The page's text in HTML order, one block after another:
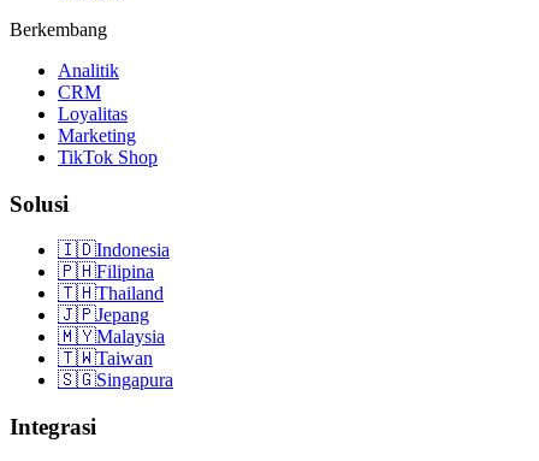
Berkembang
Analitik
CRM
Loyalitas
Marketing
TikTok Shop
Solusi
🇮🇩Indonesia
🇵🇭Filipina
🇹🇭Thailand
🇯🇵Jepang
🇲🇾Malaysia
🇹🇼Taiwan
🇸🇬Singapura
Integrasi